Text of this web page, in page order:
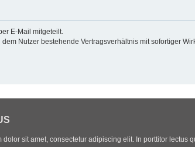
E-Mail mitgeteilt.
Nutzer bestehende Vertragsverhältnis mit sofortiger
dolor sit amet, consectetur adipiscing elit. In porttitor lectus